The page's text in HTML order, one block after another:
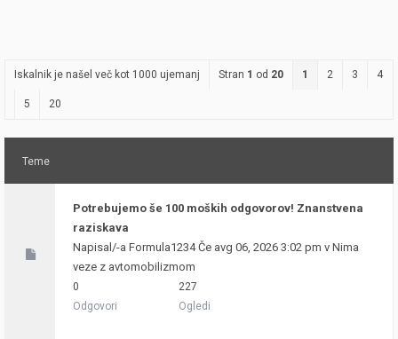
Iskalnik je našel več kot 1000 ujemanj Stran 1 od 20 1 2 3 4
5 20
Teme
Potrebujemo še 100 moških odgovorov! Znanstvena
raziskava
Napisal/-a Formula1234Če avg 06, 2026 3:02 pm v Nima
veze z avtomobilizmom
0
Odgovori
227
Ogledi